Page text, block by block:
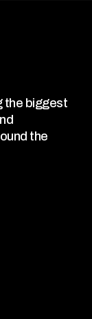
the biggest
the